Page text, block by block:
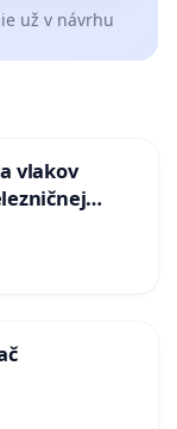
už v návrhu
vlakov